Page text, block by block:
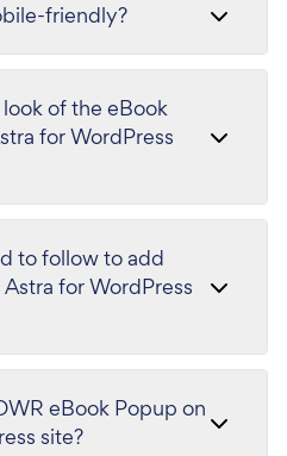
friendly?
of the eBook
for WordPress
to follow to add
for WordPress
eBook Popup on
site?